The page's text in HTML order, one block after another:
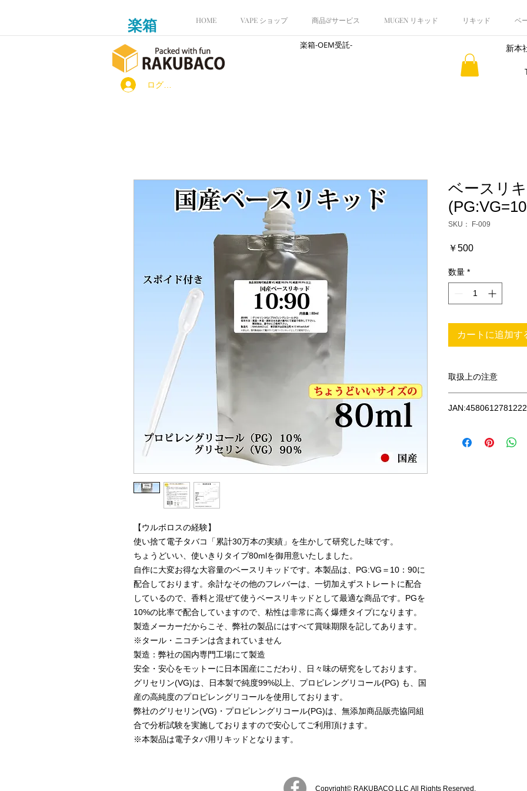
楽箱 HOME VAPE ショップ 商品&サービス MUGEN リキッド リキッド ベ
楽箱-OEM受託-
ログイン
新本
​会社概要
【ウルボロスの経験】
使い捨て電子タバコ「累計30万本の実績」を生かして研究した味です。
ちょうどいい、使いきりタイプ80mlを御用意いたしました。
自作に大変お得な大容量のベースリキッドです。本製品は、PG:VG＝10：90に
配合しております。余計なその他のフレバーは、一切加えずストレートに配合
しているので、香料と混ぜて使うベースリキッドとして最適な商品です。PGを
10%の比率で配合していますので、粘性は非常に高く爆煙タイプになります。
製造メーカーだからこそ、弊社の製品にはすべて賞味期限を記してあります。
※タール・ニコチンは含まれていません
製造：弊社の国内専門工場にて製造
安全・安心をモットーに日本国産にこだわり、日々味の研究をしております。
グリセリン(VG)は、日本製で純度99%以上、プロピレングリコール(PG) も、国
産の高純度のプロピレングリコールを使用しております。
弊社のグリセリン(VG)・プロピレングリコール(PG)は、無添加商品販売協同組
合で分析試験を実施しておりますので安心してご利用頂けます。
※本製品は電子タバ用リキッドとなります。
ベースリ
SKU： F-009
￥500価
数量 *
カートに追加す
取扱上の注意
※初回使用時は必ず
い。焦げ付きの原因
※リキッドを入れず
JAN:4580612781222
Copyright© RAKUBACO LLC All Rights Reserved.